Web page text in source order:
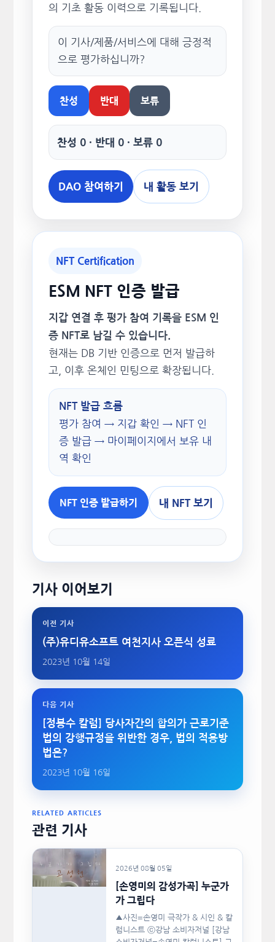
의 기초 활동 이력으로 기록됩니다.
이 기사/제품/서비스에 대해 긍정적
으로 평가하십니까?
찬성 반대 보류
찬성 0 · 반대 0 · 보류 0
DAO 참여하기 내 활동 보기
NFT Certification
ESM NFT 인증 발급
지갑 연결 후 평가 참여 기록을 ESM 인
증 NFT로 남길 수 있습니다.
현재는 DB 기반 인증으로 먼저 발급하
고, 이후 온체인 민팅으로 확장됩니다.
NFT 발급 흐름
평가 참여 → 지갑 확인 → NFT 인
증 발급 → 마이페이지에서 보유 내
역 확인
NFT 인증 발급하기 내 NFT 보기
기사 이어보기
이전 기사
(주)유디유소프트 여천지사 오픈식 성료
2023년 10월 14일
다음 기사
[정봉수 칼럼] 당사자간의 합의가 근로기준
법의 강행규정을 위반한 경우, 법의 적용방
법은?
2023년 10월 16일
RELATED ARTICLES
관련 기사
2026년 08월 05일
[손영미의 감성가곡] 누군가
가 그립다
▲사진=손영미 극작가 & 시인 & 칼
럼니스트 ⓒ강남 소비자저널 [강남